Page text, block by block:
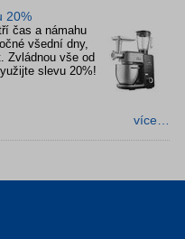
20%
čas a námahu
všední dny,
Zvládnou vše od
slevu 20%!
více…